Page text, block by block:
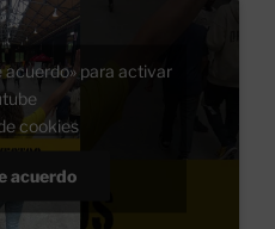
acuerdo» para activar
cookies
acuerdo